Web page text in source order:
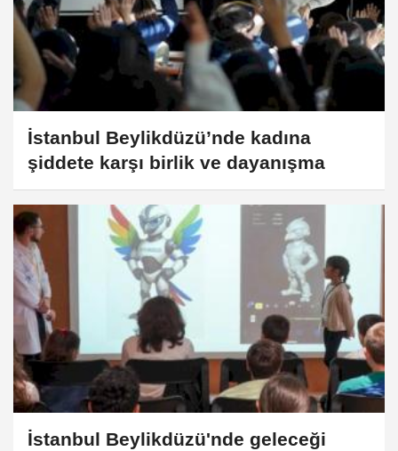
İstanbul Beylikdüzü’nde kadına
şiddete karşı birlik ve dayanışma
İstanbul Beylikdüzü'nde geleceği